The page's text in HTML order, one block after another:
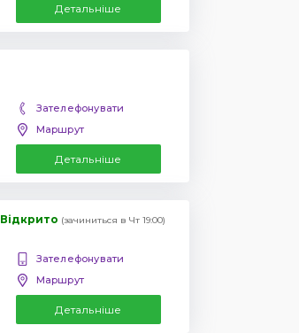
Детальніше
Зателефонувати
Маршрут
Детальніше
Відкрито (зачиниться в Чт 19:00)
Зателефонувати
Маршрут
Детальніше